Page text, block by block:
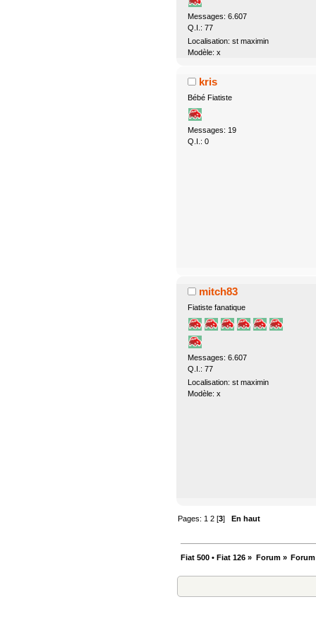
Messages: 6.607
Q.I.: 77
Localisation: st maximin
Modèle: x
kris
Bébé Fiatiste
Messages: 19
Q.I.: 0
mitch83
Fiatiste fanatique
Messages: 6.607
Q.I.: 77
Localisation: st maximin
Modèle: x
Pages: 1 2 [3]En haut
Fiat 500 • Fiat 126 » Forum»